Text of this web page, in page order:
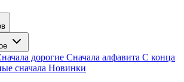
дорогие Сначала алфавита С конца
сначала Новинки